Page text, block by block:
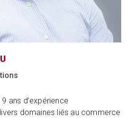
ans d’expérience
domaines liés au commerce